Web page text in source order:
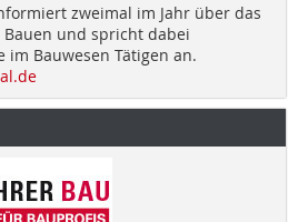
zweimal im Jahr über das
und spricht dabei
Bauwesen Tätigen an.